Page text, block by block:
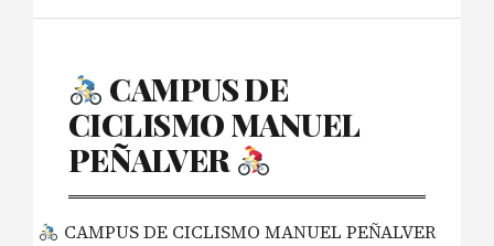
CAMPUS DE
CICLISMO MANUEL
PEÑALVER
CAMPUS DE CICLISMO MANUEL PEÑALVER